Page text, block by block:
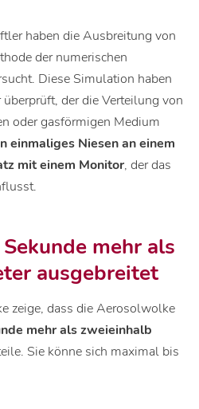
haben die Ausbreitung von
der numerischen
Diese Simulation haben
der die Verteilung von
oder gasförmigen Medium
einmaliges Niesen an einem
mit einem Monitor, der das
mehr als
ausgebreitet
zeige, dass die Aerosolwolke
mehr als zweieinhalb
Sie könne sich maximal bis